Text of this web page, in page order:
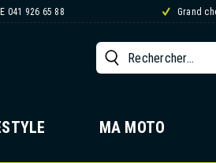
041 926 65 88 Grand
MA MOTO